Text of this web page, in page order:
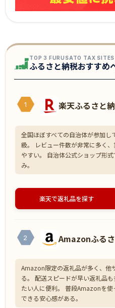
TOP 3 FURUSATO TAX SITES
ふるさと納税おすすめ
1 楽天ふるさと
全国ほぼすべての自治体が参加
級。 レビュー件数が非常に多く
やすい。 自治体公式ショップ形
み。
楽天で返礼品を探す
2 Amazonふる
Amazon限定の返礼品が多く、他
る。 配送スピードが早い返礼品
たい人に便利。 普段Amazonを
できる安心感がある。